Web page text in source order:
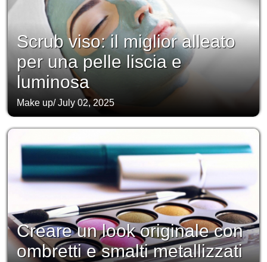
Scrub viso: il miglior alleato
per una pelle liscia e
luminosa
Make up/July 02, 2025
Creare un look originale con
ombretti e smalti metallizzati